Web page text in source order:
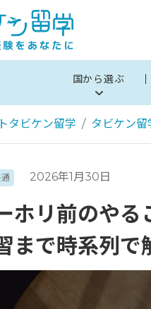
国から選ぶ
タビケン留学 タビケン留
2026年1月30日
ホリ前のや
まで時系列で